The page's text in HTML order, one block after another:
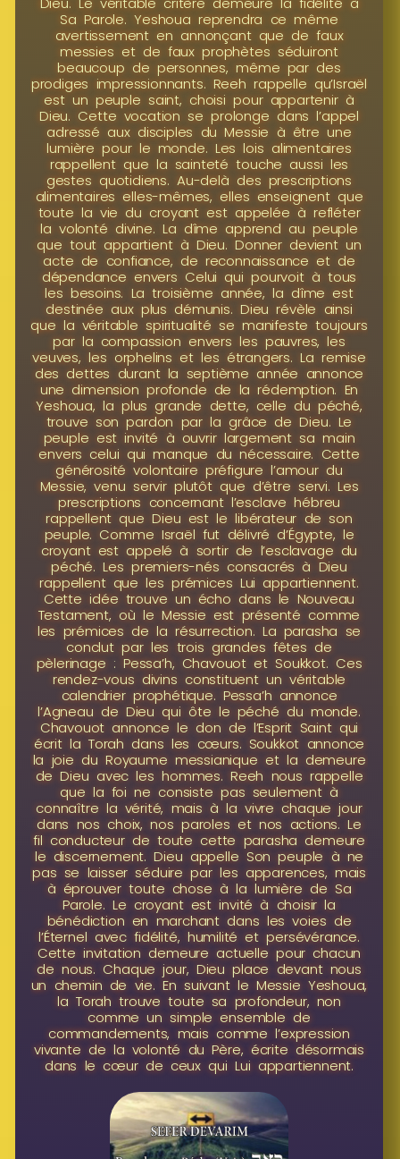
Sa Parole. Yeshoua reprendra ce même
avertissement en annonçant que de faux
messies et de faux prophètes séduiront
beaucoup de personnes, même par des
prodiges impressionnants. Reeh rappelle qu’Israël
est un peuple saint, choisi pour appartenir à
Dieu. Cette vocation se prolonge dans l’appel
adressé aux disciples du Messie à être une
lumière pour le monde. Les lois alimentaires
rappellent que la sainteté touche aussi les
gestes quotidiens. Au-delà des prescriptions
alimentaires elles-mêmes, elles enseignent que
toute la vie du croyant est appelée à refléter
la volonté divine. La dîme apprend au peuple
que tout appartient à Dieu. Donner devient un
acte de confiance, de reconnaissance et de
dépendance envers Celui qui pourvoit à tous
les besoins. La troisième année, la dîme est
destinée aux plus démunis. Dieu révèle ainsi
que la véritable spiritualité se manifeste toujours
par la compassion envers les pauvres, les
veuves, les orphelins et les étrangers. La remise
des dettes durant la septième année annonce
une dimension profonde de la rédemption. En
Yeshoua, la plus grande dette, celle du péché,
trouve son pardon par la grâce de Dieu. Le
peuple est invité à ouvrir largement sa main
envers celui qui manque du nécessaire. Cette
générosité volontaire préfigure l’amour du
Messie, venu servir plutôt que d’être servi. Les
prescriptions concernant l’esclave hébreu
rappellent que Dieu est le libérateur de son
peuple. Comme Israël fut délivré d’Égypte, le
croyant est appelé à sortir de l’esclavage du
péché. Les premiers-nés consacrés à Dieu
rappellent que les prémices Lui appartiennent.
Cette idée trouve un écho dans le Nouveau
Testament, où le Messie est présenté comme
les prémices de la résurrection. La parasha se
conclut par les trois grandes fêtes de
pèlerinage : Pessa’h, Chavouot et Soukkot. Ces
rendez-vous divins constituent un véritable
calendrier prophétique. Pessa’h annonce
l’Agneau de Dieu qui ôte le péché du monde.
Chavouot annonce le don de l’Esprit Saint qui
écrit la Torah dans les cœurs. Soukkot annonce
la joie du Royaume messianique et la demeure
de Dieu avec les hommes. Reeh nous rappelle
que la foi ne consiste pas seulement à
connaître la vérité, mais à la vivre chaque jour
dans nos choix, nos paroles et nos actions. Le
fil conducteur de toute cette parasha demeure
le discernement. Dieu appelle Son peuple à ne
pas se laisser séduire par les apparences, mais
à éprouver toute chose à la lumière de Sa
Parole. Le croyant est invité à choisir la
bénédiction en marchant dans les voies de
l’Éternel avec fidélité, humilité et persévérance.
Cette invitation demeure actuelle pour chacun
de nous. Chaque jour, Dieu place devant nous
un chemin de vie. En suivant le Messie Yeshoua,
la Torah trouve toute sa profondeur, non
comme un simple ensemble de
commandements, mais comme l’expression
vivante de la volonté du Père, écrite désormais
dans le cœur de ceux qui Lui appartiennent.